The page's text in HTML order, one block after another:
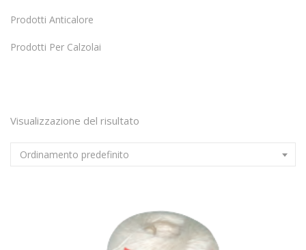
Prodotti Anticalore
Prodotti Per Calzolai
Visualizzazione del risultato
Ordinamento predefinito